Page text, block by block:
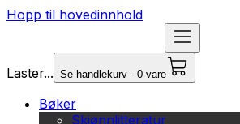
Hopp til hovedinnhold
Laster... Se handlekurv - 0 vare
Bøker
Skjønnlitteratur